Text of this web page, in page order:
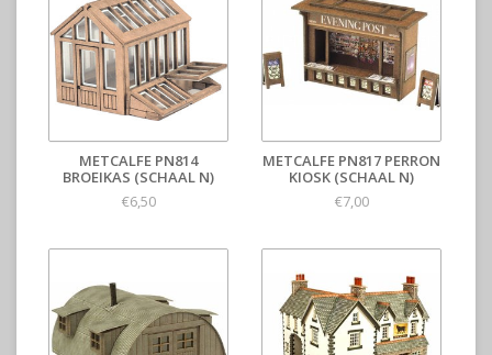
METCALFE PN814
BROEIKAS (SCHAAL N)
€6,50
METCALFE PN817 PERRON
KIOSK (SCHAAL N)
€7,00